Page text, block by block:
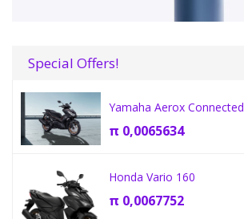
Special Offers!
Yamaha Aerox Connected
π 0,0065634
Honda Vario 160
π 0,0067752